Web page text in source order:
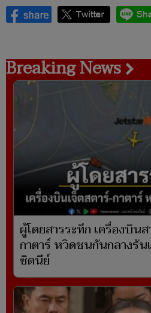
Breaking News
ผู้โดยสารระทึก เครื่องบิน
กาตาร์ หวิดชนกันกลางรัน
ซิดนีย์